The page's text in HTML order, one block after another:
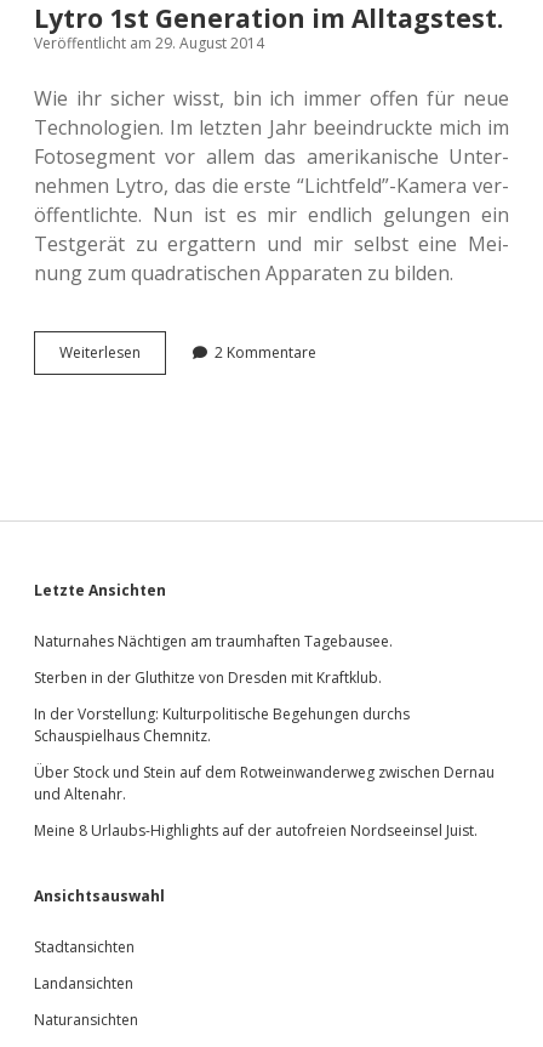
Lytro 1st Generation im Alltagstest.
Veröffentlicht am 29. August 2014
Wie ihr sicher wisst, bin ich immer offen für neue
Tech­no­lo­gien. Im letz­ten Jahr beein­druck­te mich im
Foto­seg­ment vor allem das ame­ri­ka­ni­sche Unter­
neh­men Lytro, das die erste “Lichtfeld”-Kamera ver­
öf­fent­lich­te. Nun ist es mir end­lich gelun­gen ein
Test­ge­rät zu ergat­tern und mir selbst eine Mei­
nung zum qua­dra­ti­schen Appa­ra­ten zu bilden.
Wei­ter­le­sen
1st
2 Kommentare
Sidebar
Letzte Ansichten
Naturnahes Nächtigen am traumhaften Tagebausee.
Sterben in der Gluthitze von Dresden mit Kraftklub.
In der Vorstellung: Kulturpolitische Begehungen durchs
Schauspielhaus Chemnitz.
Über Stock und Stein auf dem Rotweinwanderweg zwischen Dernau
und Altenahr.
Meine 8 Urlaubs-Highlights auf der autofreien Nordseeinsel Juist.
Ansichtsauswahl
Stadtansichten
Landansichten
Naturansichten